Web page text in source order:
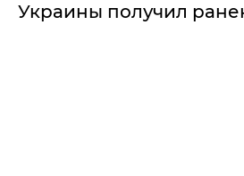
Украины получил